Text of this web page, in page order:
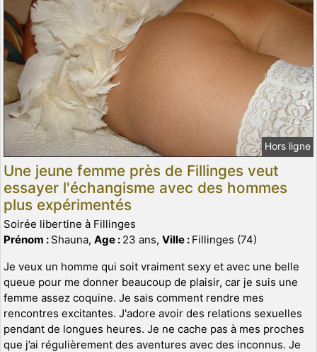
Hors ligne
Une jeune femme près de Fillinges veut
essayer l'échangisme avec des hommes
plus expérimentés
Soirée libertine à Fillinges
Prénom : Shauna, Age : 23 ans, Ville : Fillinges (74)
Je veux un homme qui soit vraiment sexy et avec une belle
queue pour me donner beaucoup de plaisir, car je suis une
femme assez coquine. Je sais comment rendre mes
rencontres excitantes. J'adore avoir des relations sexuelles
pendant de longues heures. Je ne cache pas à mes proches
que j’ai régulièrement des aventures avec des inconnus. Je